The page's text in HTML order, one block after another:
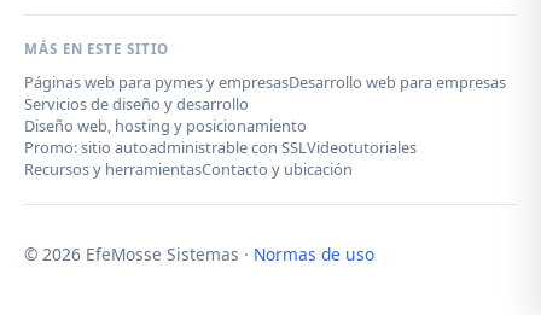
MÁS EN ESTE SITIO
Páginas web para pymes y empresasDesarrollo web para empresas
Servicios de diseño y desarrollo
Diseño web, hosting y posicionamiento
Promo: sitio autoadministrable con SSLVideotutoriales
Recursos y herramientasContacto y ubicación
© 2026 EfeMosse Sistemas · Normas de uso